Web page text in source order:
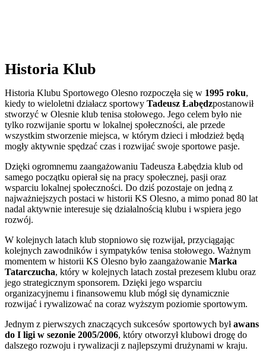
Historia Klub
Historia Klubu Sportowego Olesno rozpoczęła się w 1995 roku,
kiedy to wieloletni działacz sportowy Tadeusz Łabędzpostanowił
stworzyć w Olesnie klub tenisa stołowego. Jego celem było nie
tylko rozwijanie sportu w lokalnej społeczności, ale przede
wszystkim stworzenie miejsca, w którym dzieci i młodzież będą
mogły aktywnie spędzać czas i rozwijać swoje sportowe pasje.
Dzięki ogromnemu zaangażowaniu Tadeusza Łabędzia klub od
samego początku opierał się na pracy społecznej, pasji oraz
wsparciu lokalnej społeczności. Do dziś pozostaje on jedną z
najważniejszych postaci w historii KS Olesno, a mimo ponad 80 lat
nadal aktywnie interesuje się działalnością klubu i wspiera jego
rozwój.
W kolejnych latach klub stopniowo się rozwijał, przyciągając
kolejnych zawodników i sympatyków tenisa stołowego. Ważnym
momentem w historii KS Olesno było zaangażowanie Marka
Tatarczucha, który w kolejnych latach został prezesem klubu oraz
jego strategicznym sponsorem. Dzięki jego wsparciu
organizacyjnemu i finansowemu klub mógł się dynamicznie
rozwijać i rywalizować na coraz wyższym poziomie sportowym.
Jednym z pierwszych znaczących sukcesów sportowych byławans
do I ligi w sezonie 2005/2006, który otworzył klubowi drogę do
dalszego rozwoju i rywalizacji z najlepszymi drużynami w kraju.